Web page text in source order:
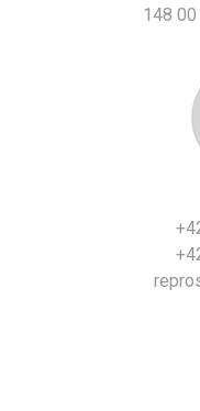
148 00